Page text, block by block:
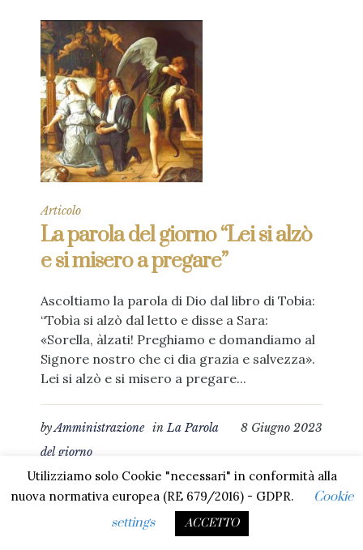
Articolo
La parola del giorno “Lei si alzò
e si misero a pregare”
Ascoltiamo la parola di Dio dal libro di Tobia:
“Tobìa si alzò dal letto e disse a Sara:
«Sorella, àlzati! Preghiamo e domandiamo al
Signore nostro che ci dia grazia e salvezza».
Lei si alzò e si misero a pregare...
8 Giugno 2023
byAmministrazione inLa Parola
del giorno
Utilizziamo solo Cookie "necessari" in conformità alla
nuova normativa europea (RE 679/2016) - GDPR.
Cookie
settings
ACCETTO